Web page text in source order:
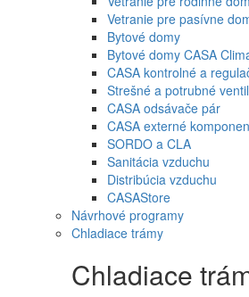
Vetranie pre pasívne
Bytové domy
Bytové domy CASA
CASA kontrolné a
Strešné a potrubné
CASA odsávače pár
CASA externé
SORDO a CLA
Sanitácia vzduchu
Distribúcia vzduchu
CASAStore
Návrhové programy
Chladiace trámy
Chladiace